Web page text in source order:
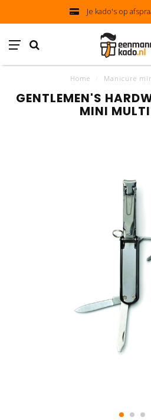
Je kado's op
Home Manicure
GENTLEMEN'S
MINI